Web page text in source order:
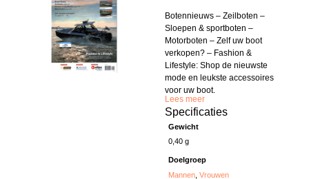
Botennieuws – Zeilboten –
Sloepen & sportboten –
Motorboten – Zelf uw boot
verkopen? – Fashion &
Lifestyle: Shop de nieuwste
mode en leukste accessoires
voor uw boot.
Lees meer
Specificaties
Gewicht
0,40 g
Doelgroep
Mannen ,Vrouwen